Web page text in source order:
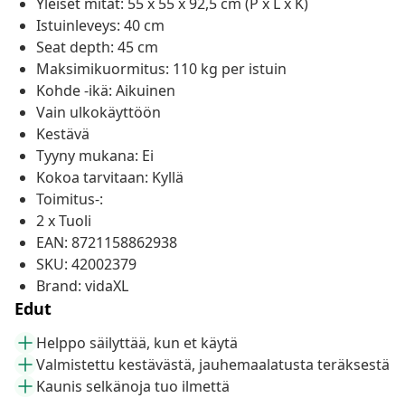
Istuinleveys: 40 cm
Seat depth: 45 cm
Maksimikuormitus: 110 kg per istuin
Kohde -ikä: Aikuinen
Vain ulkokäyttöön
Kestävä
Tyyny mukana: Ei
Kokoa tarvitaan: Kyllä
Toimitus-:
2 x Tuoli
EAN: 8721158862938
SKU: 42002379
Brand: vidaXL
Edut
Helppo säilyttää, kun et käytä
Valmistettu kestävästä, jauhemaalatusta teräksestä
Kaunis selkänoja tuo ilmettä